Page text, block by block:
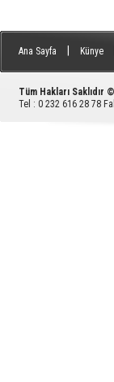
Ana Sayfa Künye
Tüm Hakları Saklıdır
Tel : 0 232 616 28 78